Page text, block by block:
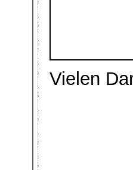
Vielen